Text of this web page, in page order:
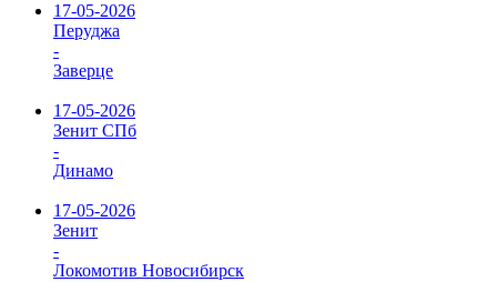
17-05-2026
Перуджа
-
Заверце
17-05-2026
Зенит СПб
-
Динамо
17-05-2026
Зенит
-
Локомотив Новосибирск